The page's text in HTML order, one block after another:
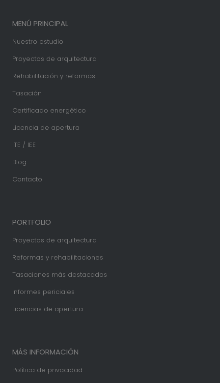
MENÚ PRINCIPAL
Nuestro estudio
Proyectos de arquitectura
Rehabilitación y reformas
Tasación
Certificado energético
Licencia de apertura
ITE / IEE
Blog
Contacto
PORTFOLIO
Proyectos de arquitectura
Reformas y rehabilitaciones
Tasaciones más destacadas
Informes periciales
Licencias de apertura
MÁS INFORMACIÓN
Política de privacidad